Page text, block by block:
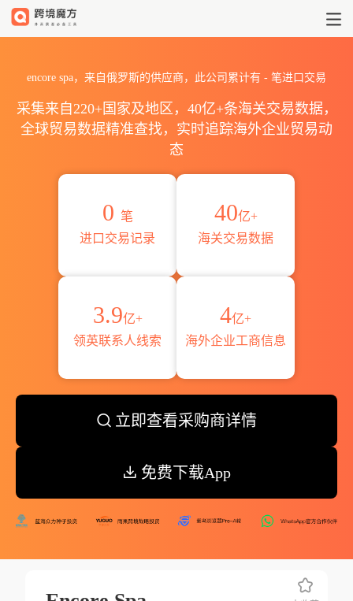
encore spa，来自俄罗斯的供应商，此公司累计有 - 笔进口交易
采集来自220+国家及地区，40亿+条海关交易数据，
全球贸易数据精准查找，实时追踪海外企业贸易动
态
0 笔
进口交易记录
40亿+
海关交易数据
3.9亿+
领英联系人线索
4亿+
海外企业工商信息
立即查看采购商详情
免费下载App